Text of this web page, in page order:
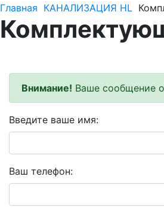
Главная КАНАЛИЗАЦИЯ HL
Внимание! Ваше сообщение
Введите ваше имя:
Ваш телефон: